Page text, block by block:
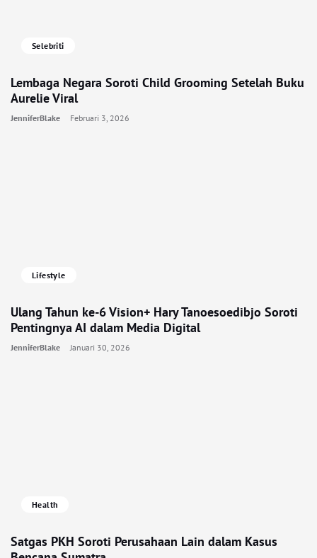
Selebriti
Lembaga Negara Soroti Child Grooming Setelah Buku
Aurelie Viral
JenniferBlake Februari 3, 2026
Lifestyle
Ulang Tahun ke-6 Vision+ Hary Tanoesoedibjo Soroti
Pentingnya AI dalam Media Digital
JenniferBlake Januari 30, 2026
Health
Satgas PKH Soroti Perusahaan Lain dalam Kasus